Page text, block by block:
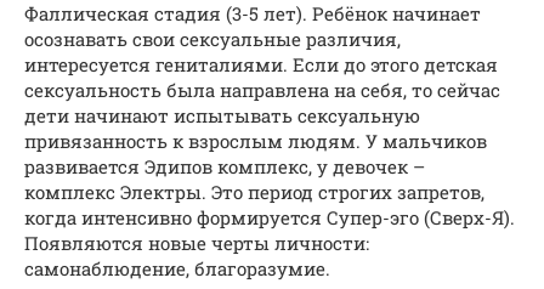
Фаллическая стадия (3-5 лет). Ребёнок начинает
осознавать свои сексуальные различия,
интересуется гениталиями. Если до этого детская
сексуальность была направлена на себя, то сейчас
дети начинают испытывать сексуальную
привязанность к взрослым людям. У мальчиков
развивается Эдипов комплекс, у девочек –
комплекс Электры. Это период строгих запретов,
когда интенсивно формируется Супер-эго (Сверх-Я).
Появляются новые черты личности:
самонаблюдение, благоразумие.